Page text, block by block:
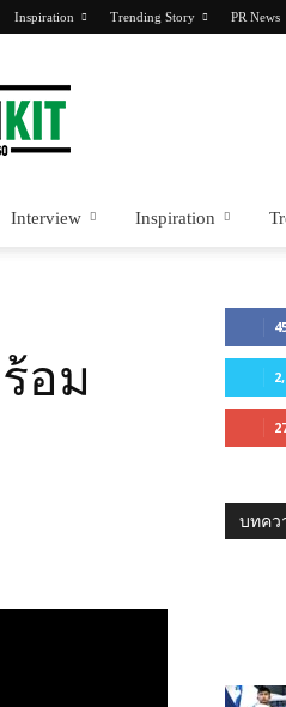
Inspiration Trending Story PR News
Interview Inspiration
อม
บทคว